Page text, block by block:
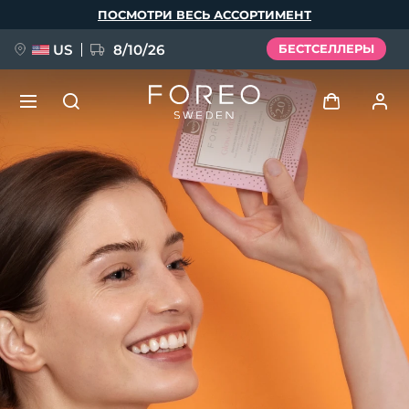
ПОСМОТРИ ВЕСЬ АССОРТИМЕНТ
US 8/10/26 БЕСТСЕЛЛЕРЫ
Профиль пользователя
Мои приборы
Мои заказы
Мои адреса
Мои подписки
НОВИНКА
FAQ™ Pure Beauty-Tech Elixir
BREAKING NEWS
issa™ Teeth Whitening Set
Язык
English Deutsch
Español
Français
Italiano
Português
Polski
Svenska
Türkçe
简体中文